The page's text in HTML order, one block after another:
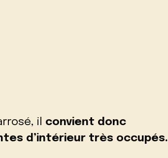
il convient donc
d’intérieur très occupés.